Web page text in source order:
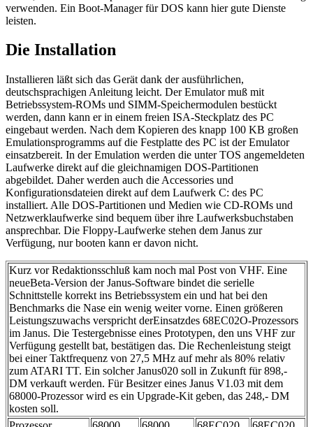
verwenden. Ein Boot-Manager für DOS kann hier gute Dienste
leisten.
Die Installation
Installieren läßt sich das Gerät dank der ausführlichen,
deutschsprachigen Anleitung leicht. Der Emulator muß mit
Betriebssystem-ROMs und SIMM-Speichermodulen bestückt
werden, dann kann er in einem freien ISA-Steckplatz des PC
eingebaut werden. Nach dem Kopieren des knapp 100 KB großen
Emulationsprogramms auf die Festplatte des PC ist der Emulator
einsatzbereit. In der Emulation werden die unter TOS angemeldeten
Laufwerke direkt auf die gleichnamigen DOS-Partitionen
abgebildet. Daher werden auch die Accessories und
Konfigurationsdateien direkt auf dem Laufwerk C: des PC
installiert. Alle DOS-Partitionen und Medien wie CD-ROMs und
Netzwerklaufwerke sind bequem über ihre Laufwerksbuchstaben
ansprechbar. Die Floppy-Laufwerke stehen dem Janus zur
Verfügung, nur booten kann er davon nicht.
Kurz vor Redaktionsschluß kam noch mal Post von VHF. Eine
neueBeta-Version der Janus-Software bindet die serielle
Schnittstelle korrekt ins Betriebssystem ein und hat bei den
Benchmarks die Nase ein wenig weiter vorne. Einen größeren
Leistungszuwachs verspricht derEinsatzdes 68EC02O-Prozessors
im Janus. Die Testergebnisse eines Prototypen, den uns VHF zur
Verfügung gestellt bat, bestätigen das. Die Rechenleistung steigt
bei einer Taktfrequenz von 27,5 MHz auf mehr als 80% relativ
zum ATARI TT. Ein solcher Janus020 soll in Zukunft für 898,-
DM verkauft werden. Für Besitzer eines Janus V1.03 mit dem
68000-Prozessor wird es ein Upgrade-Kit geben, das 248,- DM
kosten soll.